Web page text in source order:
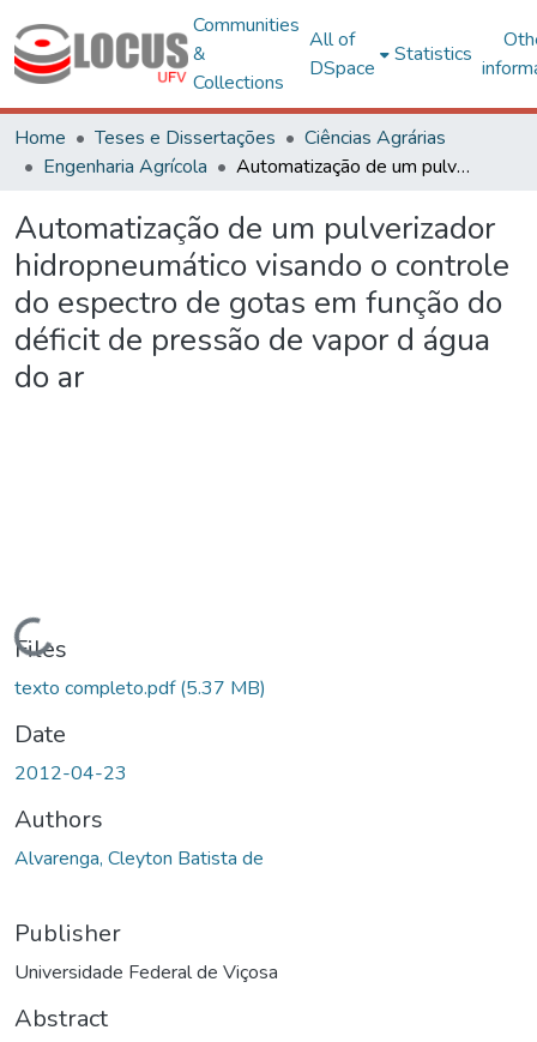
Communities
&
Collections
All of
DSpace
Statistics
Home Teses e Dissertações
Ciências Agrárias
Engenharia Agrícola
Automatização de um pulverizador hidropneumático visando o controle do espectro de gotas em função do déficit de pressão de vapor d água do ar
Automatização de um pulverizador
hidropneumático visando o controle
do espectro de gotas em função do
déficit de pressão de vapor d água
do ar
Loading...
Files
texto completo.pdf(5.37 MB)
Date
2012-04-23
Authors
Alvarenga, Cleyton Batista de
Publisher
Universidade Federal de Viçosa
Abstract